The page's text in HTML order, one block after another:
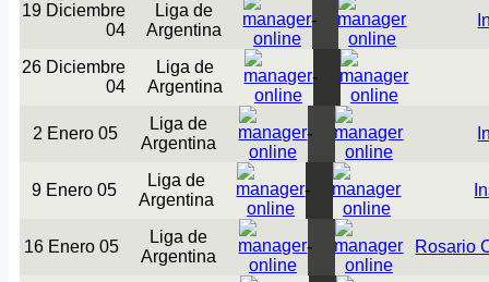
19 Diciembre
04
Liga de
Argentina
-
26 Diciembre
04
Liga de
Argentina
-
2 Enero 05
Liga de
Argentina
-
9 Enero 05
Liga de
Argentina
-
16 Enero 05
Liga de
Argentina
- Rosario